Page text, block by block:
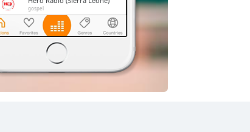
gospel
FOP Radio
news talk gospel
CUSL RADIO MILE 91